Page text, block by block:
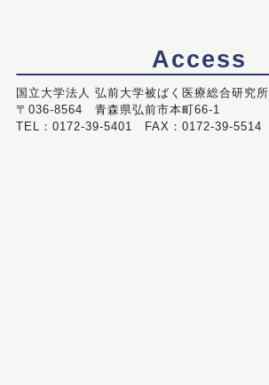
Access
国立大学法人 弘前大学被ばく医療総合研究所
〒036-8564 青森県弘前市本町66-1
TEL：0172-39-5401 FAX：0172-39-5514